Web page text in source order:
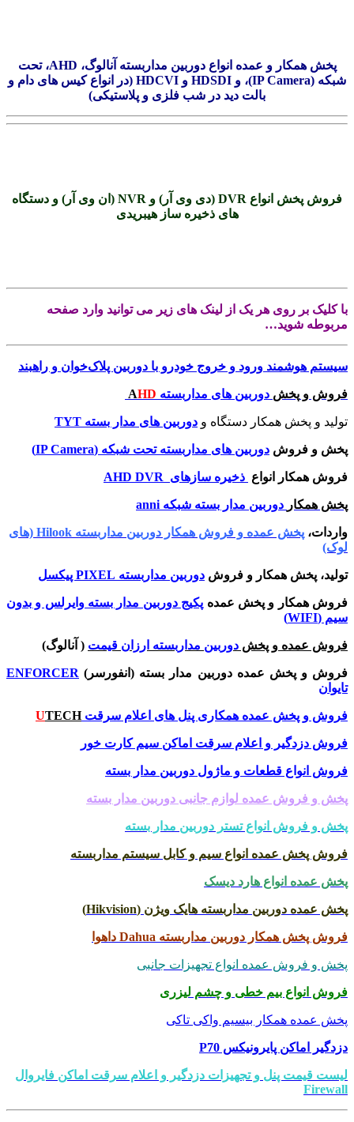
پخش همکار و عمده انواع دوربین مداربسته آنالوگ، AHD، تحت
شبکه (IP Camera)، و HDSDI و HDCVI (در انواع کیس های دام و
بالت دید در شب فلزی و پلاستیکی)
فروش پخش انواع DVR (دی وی آر) و NVR (ان وی آر) و دستگاه
های ذخیره ساز هیبریدی
با کلیک بر روی هر یک از لینک های زیر می توانید وارد صفحه
مربوطه شوید…
سیستم هوشمند ورود و خروج خودرو با دوربین پلاک‌خوان و راهبند
فروش و پخش دوربین های مداربسته HD
تولید و پخش همکار دستگاه و دوربین های مدار بسته TYT
پخش و فروش دوربین های مداربسته تحت شبکه (IP Camera)
فروش همکار انواع ذخیره سازهای AHD DVR
پخش همکار دوربین مدار بسته شبکه ann i
واردات،
پخش عمده و فروش همکار دوربین مداربسته Hilook (های
لوک)
تولید، پخش همکار و فروش دوربین مداربسته PIXEL پیکسل
فروش همکار و پخش عمده پکیج دوربین مدار بسته وایرلس و بدون
سیم (WIFI)
فروش عمده و پخش دوربین مداربسته ارزان قیمت ( آنالوگ)
فروش و پخش عمده دوربین مدار بسته (انفورسر) ENFORCER
تایوان
فروش و پخش عمده همکاری پنل های اعلام سرقت UTECH
فروش دزدگیر و اعلام سرقت اماکن سیم کارت خور
فروش انواع قطعات و ماژول دوربین مدار بسته
پخش و فروش عمده لوازم جانبی دوربین مدار بسته
پخش و فروش انواع تستر دوربین مدار بسته
فروش پخش عمده انواع سیم و کابل سیستم مداربسته
پخش عمده انواع هارد دیسک
پخش عمده دوربین مداربسته هایک ویژن (Hikvision)
فروش پخش همکار دوربین مداربسته Dahua داهوا
پخش و فروش عمده انواع تجهیزات جانبی
فروش انواع بیم خطی و چشم لیزری
پخش عمده همکار بیسیم واکی تاکی
دزدگیر اماکن پایرونیکس P70
لیست قیمت پنل و تجهیزات دزدگیر و اعلام سرقت اماکن فایروال
Firewall